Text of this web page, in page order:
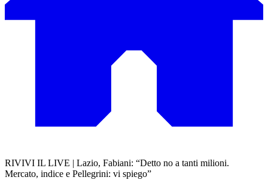
RIVIVI IL LIVE | Lazio, Fabiani: “Detto no a tanti milioni.
Mercato, indice e Pellegrini: vi spiego”